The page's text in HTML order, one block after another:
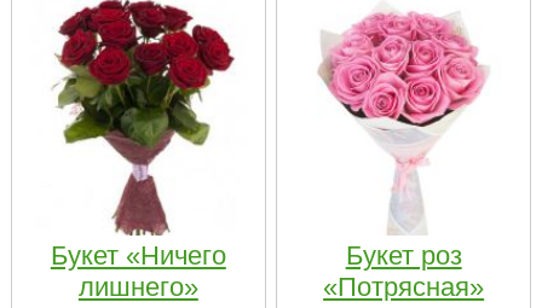
Букет «Ничего
лишнего»
Букет роз
«Потрясная»